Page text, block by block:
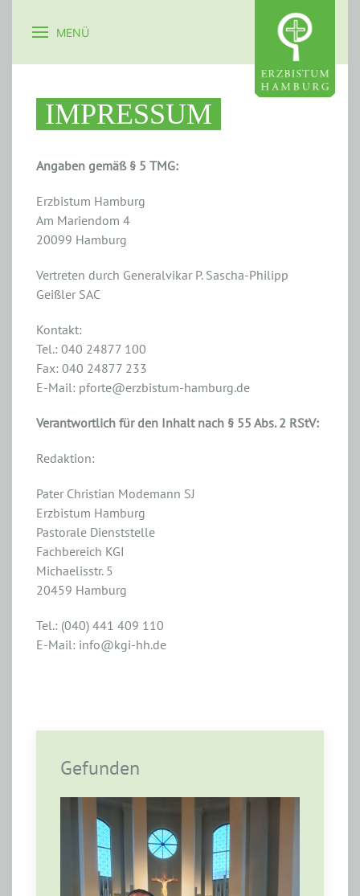
MENÜ
IMPRESSUM
Angaben gemäß § 5 TMG:
Erzbistum Hamburg
Am Mariendom 4
20099 Hamburg
Vertreten durch Generalvikar P. Sascha-Philipp
Geißler SAC
Kontakt:
Tel.: 040 24877 100
Fax: 040 24877 233
E-Mail: pforte@erzbistum-hamburg.de
Verantwortlich für den Inhalt nach § 55 Abs. 2 RStV:
Redaktion:
Pater Christian Modemann SJ
Erzbistum Hamburg
Pastorale Dienststelle
Fachbereich KGI
Michaelisstr. 5
20459 Hamburg
Tel.: (040) 441 409 110
E-Mail: info@kgi-hh.de
Gefunden